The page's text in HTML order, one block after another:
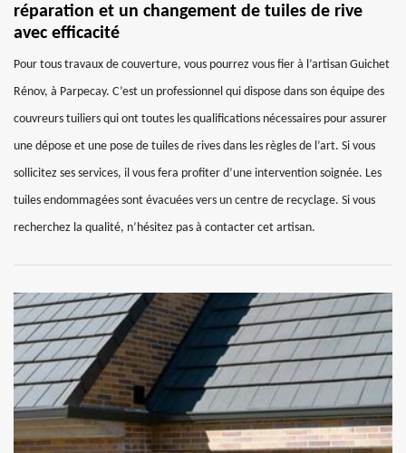
réparation et un changement de tuiles de rive
avec efficacité
Pour tous travaux de couverture, vous pourrez vous fier à l’artisan Guichet
Rénov, à Parpecay. C’est un professionnel qui dispose dans son équipe des
couvreurs tuiliers qui ont toutes les qualifications nécessaires pour assurer
une dépose et une pose de tuiles de rives dans les règles de l’art. Si vous
sollicitez ses services, il vous fera profiter d’une intervention soignée. Les
tuiles endommagées sont évacuées vers un centre de recyclage. Si vous
recherchez la qualité, n’hésitez pas à contacter cet artisan.